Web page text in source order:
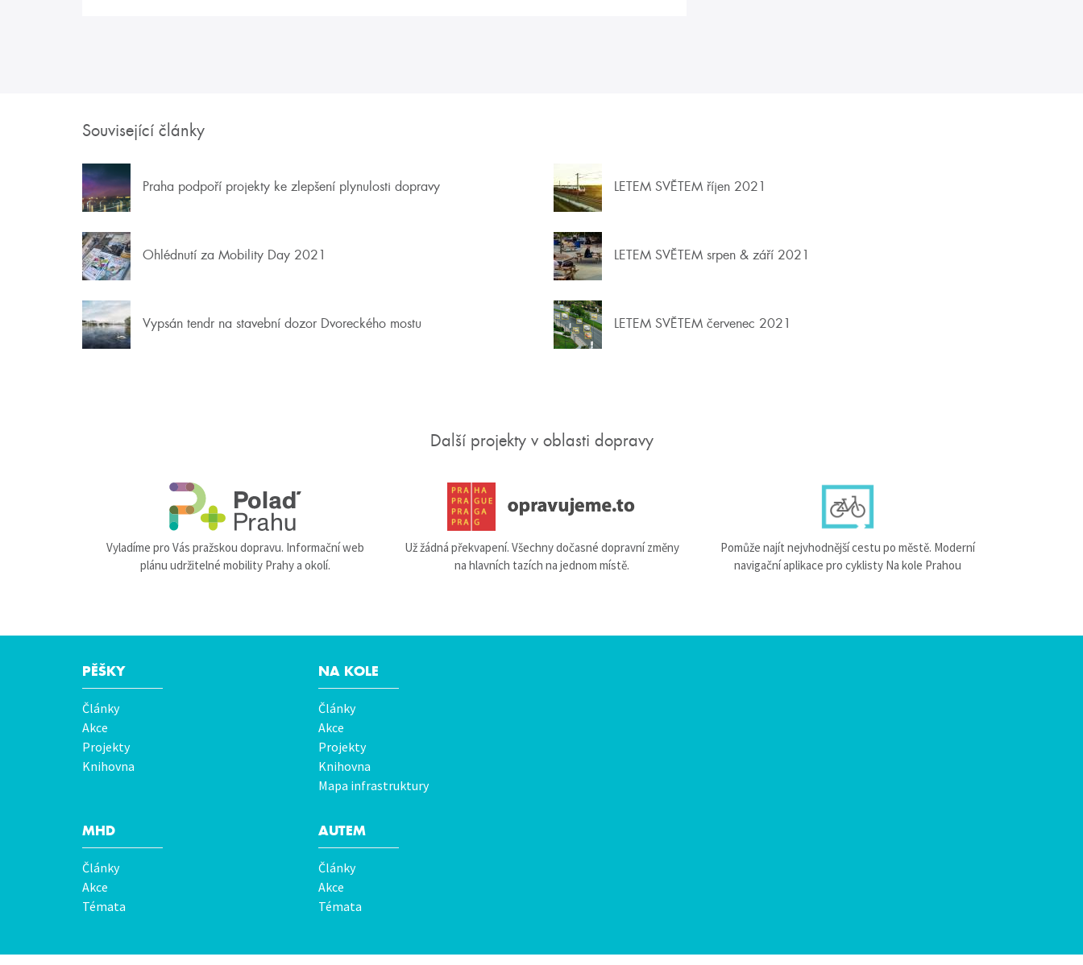
Související články
Praha podpoří projekty ke zlepšení plynulosti dopravy LETEM SVĚTEM říjen 2021
Ohlédnutí za Mobility Day 2021 LETEM SVĚTEM srpen & září 2021
Vypsán tendr na stavební dozor Dvoreckého mostu LETEM SVĚTEM červenec 2021
Další projekty v oblasti dopravy
Vyladíme pro Vás pražskou dopravu. Informační web
plánu udržitelné mobility Prahy a okolí.
Už žádná překvapení. Všechny dočasné dopravní změny
na hlavních tazích na jednom místě.
Pomůže najít nejvhodnější cestu po městě. Moderní
navigační aplikace pro cyklisty Na kole Prahou
Hlavní
menu
PĚŠKY
Články
Akce
Projekty
Knihovna
NA KOLE
Články
Akce
Projekty
Knihovna
Mapa infrastruktury
MHD
Články
Akce
Témata
AUTEM
Články
Akce
Témata